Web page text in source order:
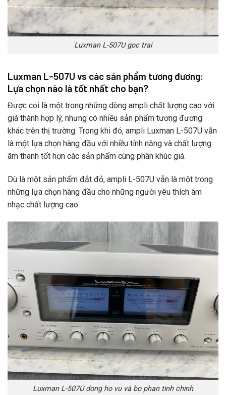
Luxman L-507U goc trai
Luxman L-507U vs các sản phẩm tương đương:
Lựa chọn nào là tốt nhất cho bạn?
Được coi là một trong những dòng ampli chất lượng cao với
giá thành hợp lý, nhưng có nhiều sản phẩm tương đương
khác trên thị trường. Trong khi đó, ampli Luxman L-507U vẫn
là một lựa chọn hàng đầu với nhiều tính năng và chất lượng
âm thanh tốt hơn các sản phẩm cùng phân khúc giá.
Dù là một sản phẩm đắt đỏ, ampli L-507U vẫn là một trong
những lựa chọn hàng đầu cho những người yêu thích âm
nhạc chất lượng cao.
Luxman L-507U dong ho vu và bo phan tinh chinh